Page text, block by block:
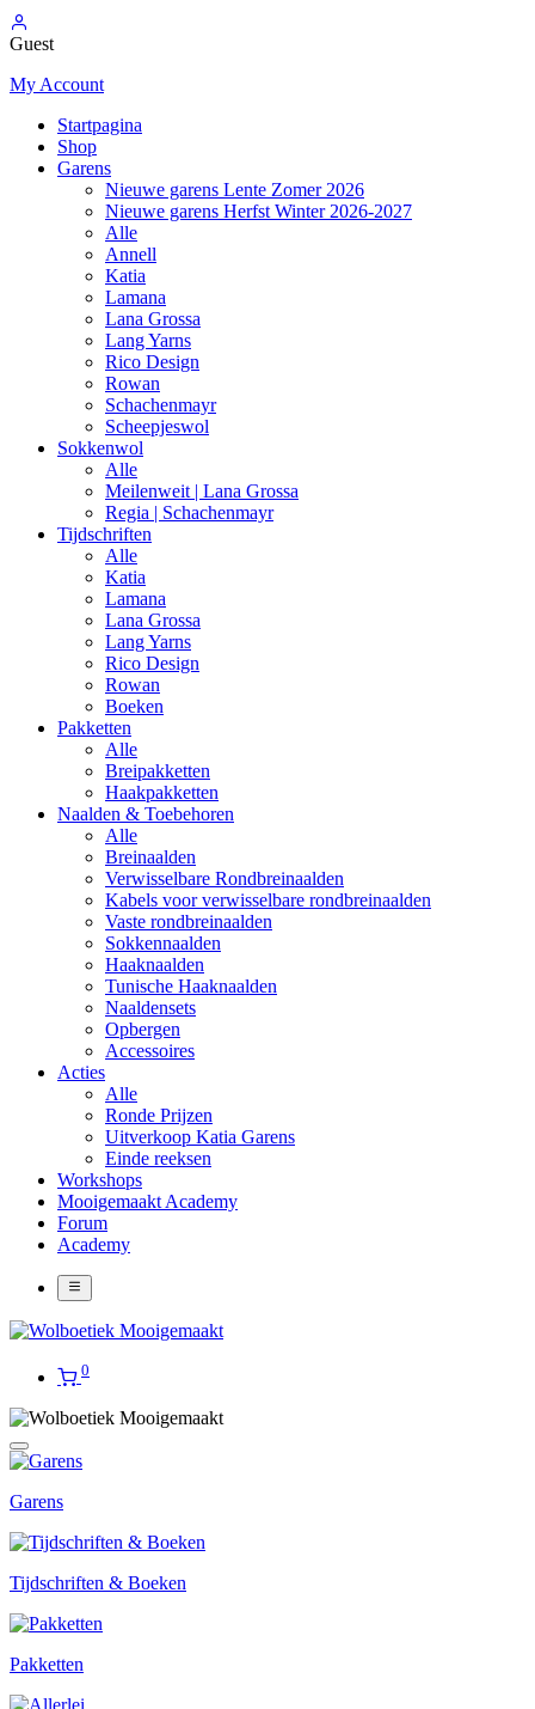
Guest
My Account
Startpagina
Shop
Garens
Nieuwe garens Lente Zomer 2026
Nieuwe garens Herfst Winter 2026-2027
Alle
Annell
Katia
Lamana
Lana Grossa
Lang Yarns
Rico Design
Rowan
Schachenmayr
Scheepjeswol
Sokkenwol
Alle
Meilenweit | Lana Grossa
Regia | Schachenmayr
Tijdschriften
Alle
Katia
Lamana
Lana Grossa
Lang Yarns
Rico Design
Rowan
Boeken
Pakketten
Alle
Breipakketten
Haakpakketten
Naalden & Toebehoren
Alle
Breinaalden
Verwisselbare Rondbreinaalden
Kabels voor verwisselbare rondbreinaalden
Vaste rondbreinaalden
Sokkennaalden
Haaknaalden
Tunische Haaknaalden
Naaldensets
Opbergen
Accessoires
Acties
Alle
Ronde Prijzen
Uitverkoop Katia Garens
Einde reeksen
Workshops
Mooigemaakt Academy
Forum
Academy
0
Garens
Tijdschriften & Boeken
Pakketten